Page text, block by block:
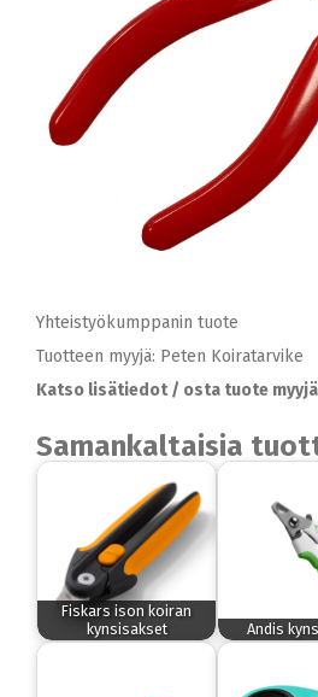
Yhteistyökumppanin tuote
Tuotteen myyjä: Peten Koiratarvike
Katso lisätiedot / osta tuote
Samankaltaisia
Fiskars ison koiran
kynsisakset
Andis